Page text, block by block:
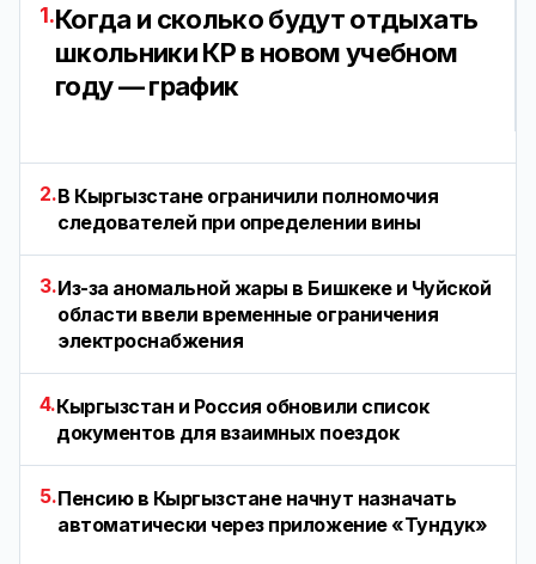
1.Когда и сколько будут отдыхать
школьники КР в новом учебном
году — график
2.В Кыргызстане ограничили полномочия
следователей при определении вины
3.Из-за аномальной жары в Бишкеке и Чуйской
области ввели временные ограничения
электроснабжения
4.Кыргызстан и Россия обновили список
документов для взаимных поездок
5.Пенсию в Кыргызстане начнут назначать
автоматически через приложение «Тундук»